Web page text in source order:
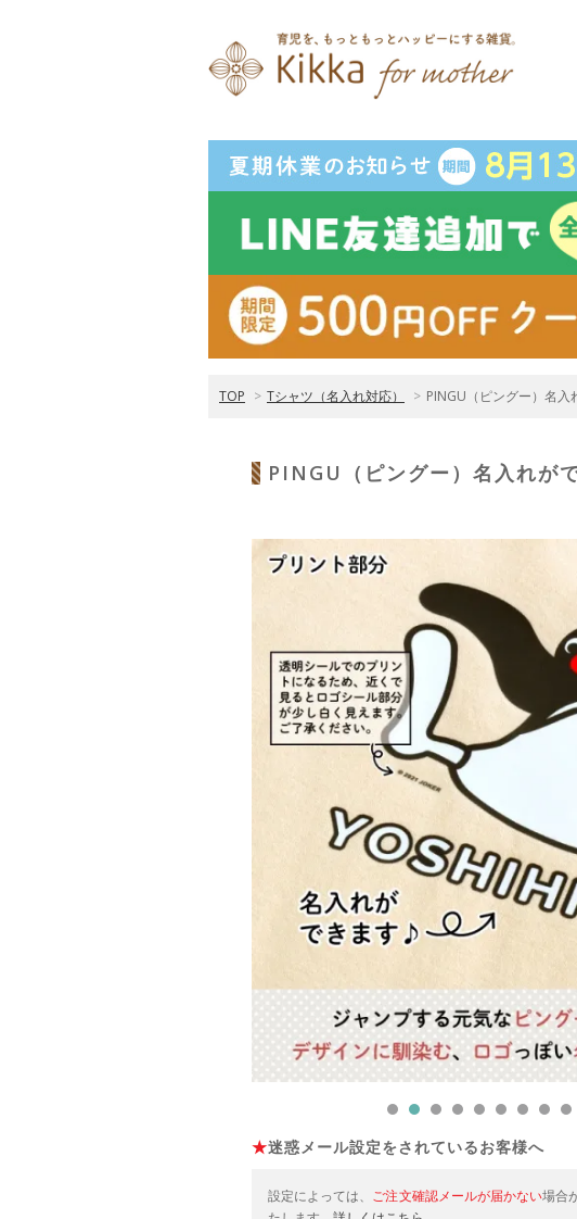
TOP > Tシャツ（名入れ対応） > PINGU（ピングー）名入
PINGU（ピングー）名入れが
★迷惑メール設定をされているお客様へ
設定によっては、 ご注文確認メールが届かない場合